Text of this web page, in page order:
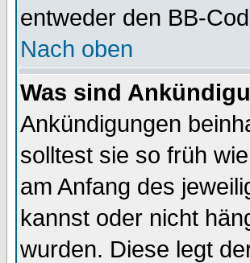
entweder den BB-
Nach oben
Was sind
Ankündigungen
solltest sie so früh
am Anfang des
kannst oder nicht
wurden. Diese legt